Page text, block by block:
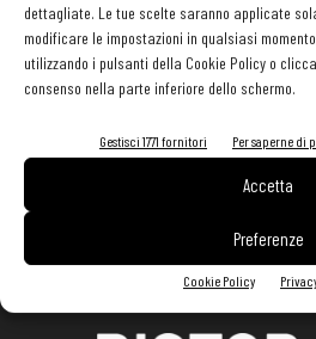
dettagliate. Le tue scelte saranno applicate
modificare le impostazioni in qualsiasi
utilizzando i pulsanti della Cookie Policy o
consenso nella parte inferiore dello schermo.
Gestisci 1771 fornitori Per saperne di
Accetta
Preferenze
Cookie Policy